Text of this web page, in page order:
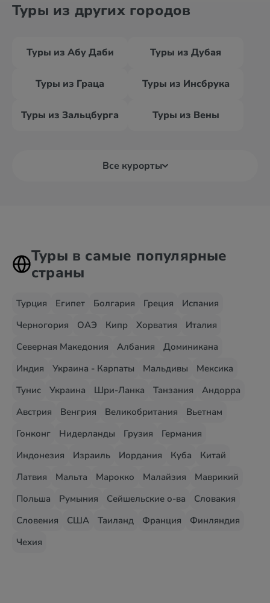
Туры из других городов
Туры из Абу Даби Туры из Дубая
Туры из Граца Туры из Инсбрука
Туры из Зальцбурга Туры из Вены
Все курорты
Туры в самые популярные
страны
Турция Египет Болгария Греция
Испания
Черногория
ОАЭ Кипр Хорватия
Италия
Северная Македония
Албания
Доминикана
Индия
Украина - Карпаты Мальдивы
Мексика
Тунис
Украина Шри-Ланка Танзания
Андорра
Австрия
Венгрия Великобритания
Вьетнам
Гонконг
Нидерланды Грузия
Германия
Индонезия
Израиль Иордания Куба
Китай
Латвия
Мальта Марокко Малайзия
Маврикий
Польша
Румыния Сейшельские о-ва
Словакия
Словения
США Таиланд Франция
Финляндия
Чехия